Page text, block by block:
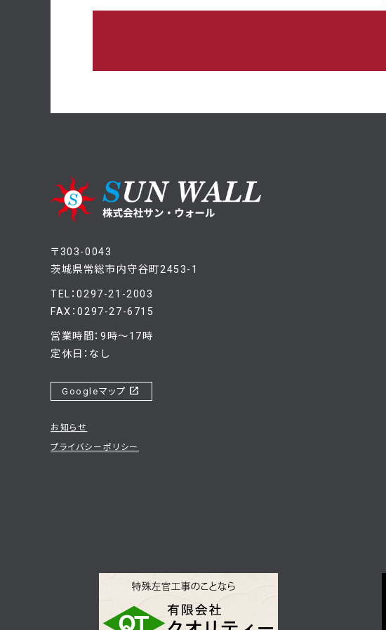
〒303-0043
茨城県常総市内守谷町2453-1
TEL：0297-21-2003
FAX：0297-27-6715
営業時間：9時～17時
定休日：なし
Googleマップ open_in_new
お知らせ
プライバシーポリシー